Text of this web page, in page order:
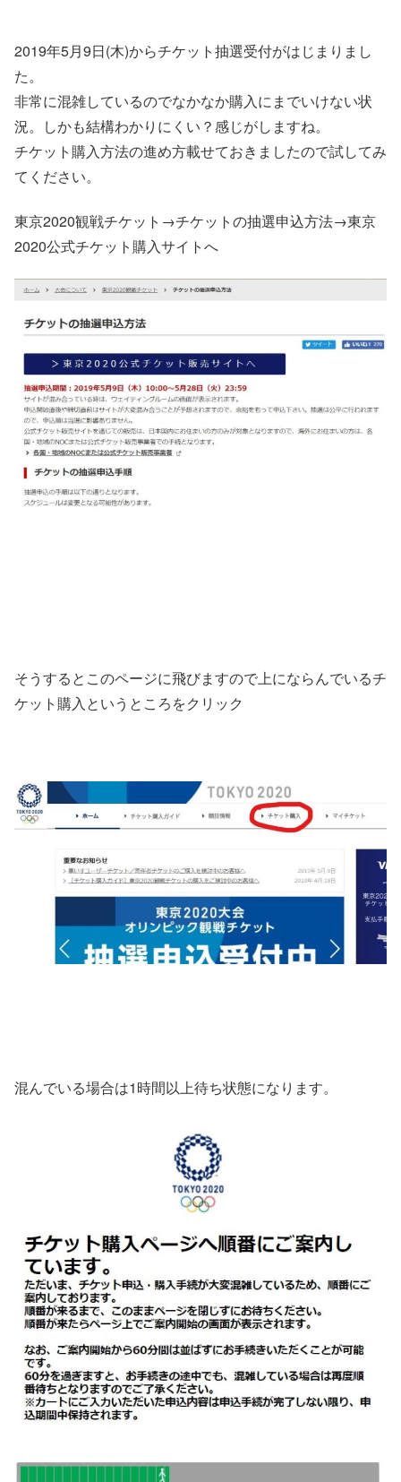
2019年5月9日(木)からチケット抽選受付がはじまりまし
た。
非常に混雑しているのでなかなか購入にまでいけない状
況。しかも結構わかりにくい？感じがしますね。
チケット購入方法の進め方載せておきましたので試してみ
てください。
東京2020観戦チケット →チケットの抽選申込方法→東京
2020公式チケット購入サイトへ
そうするとこのページに飛びますので上にならんでいるチ
ケット購入というところをクリック
混んでいる場合は1時間以上待ち状態になります。